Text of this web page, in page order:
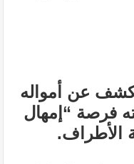
عن أمواله
فرصة “إمهال
الأطراف.